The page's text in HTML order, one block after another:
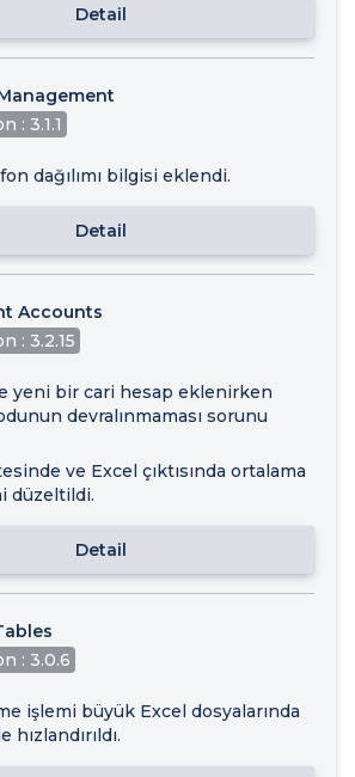
Detail
: 3.1.1
dağılımı bilgisi eklendi.
Detail
Accounts
: 3.2.15
yeni bir cari hesap eklenirken
devralınmaması sorunu
ve Excel çıktısında ortalama
düzeltildi.
Detail
: 3.0.6
işlemi büyük Excel dosyalarında